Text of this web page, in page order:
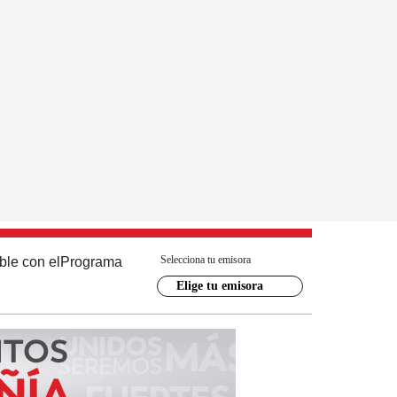
con el Programa Selecciona tu emisora
Elige tu emisora